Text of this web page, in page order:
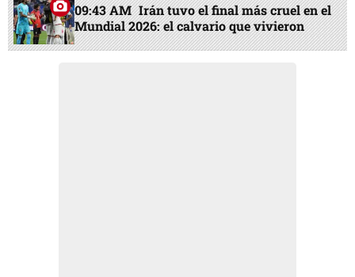
09:43 AM Irán tuvo el final más cruel en el
Mundial 2026: el calvario que vivieron